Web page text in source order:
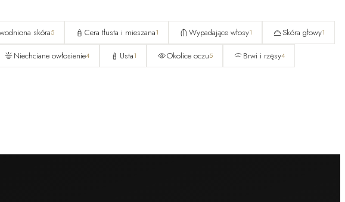
skóra5 Cera tłusta i mieszana1 Wypadające włosy1 Skóra głowy1
Niechciane owłosienie4 Usta1 Okolice oczu5 Brwi i rzęsy4